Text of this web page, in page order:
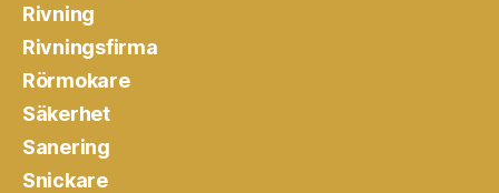
Rivning
Rivningsfirma
Rörmokare
Säkerhet
Sanering
Snickare